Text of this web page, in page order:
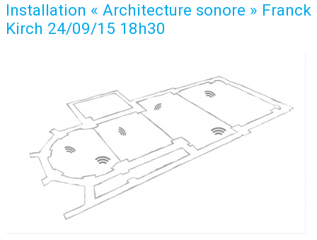
Installation « Architecture sonore » Franck
Kirch 24/09/15 18h30